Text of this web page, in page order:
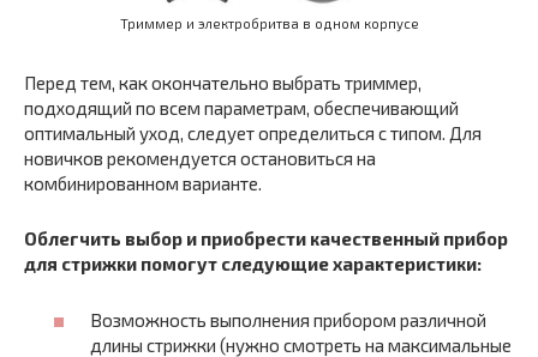
Триммер и электробритва в одном корпусе
Перед тем, как окончательно выбрать триммер,
подходящий по всем параметрам, обеспечивающий
оптимальный уход, следует определиться с типом. Для
новичков рекомендуется остановиться на
комбинированном варианте.
Облегчить выбор и приобрести качественный прибор
для стрижки помогут следующие характеристики:
Возможность выполнения прибором различной
длины стрижки (нужно смотреть на максимальные